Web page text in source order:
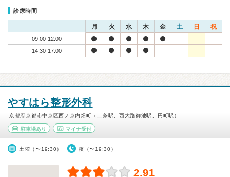
診療時間
月 火 水 木 金 土 日 祝
09:00-12:00
14:30-17:00
やすはら整形外科
京都府京都市中京区西ノ京内畑町（二条駅、西大路御池駅、円町駅）
駐車場あり マイナ受付
土曜（〜19:30） 夜（〜19:30）
2.91